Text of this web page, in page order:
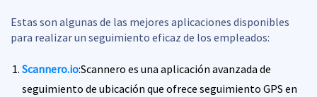
Estas son algunas de las mejores aplicaciones disponibles
para realizar un seguimiento eficaz de los empleados:
Scannero.io:Scannero es una aplicación avanzada de
seguimiento de ubicación que ofrece seguimiento GPS en